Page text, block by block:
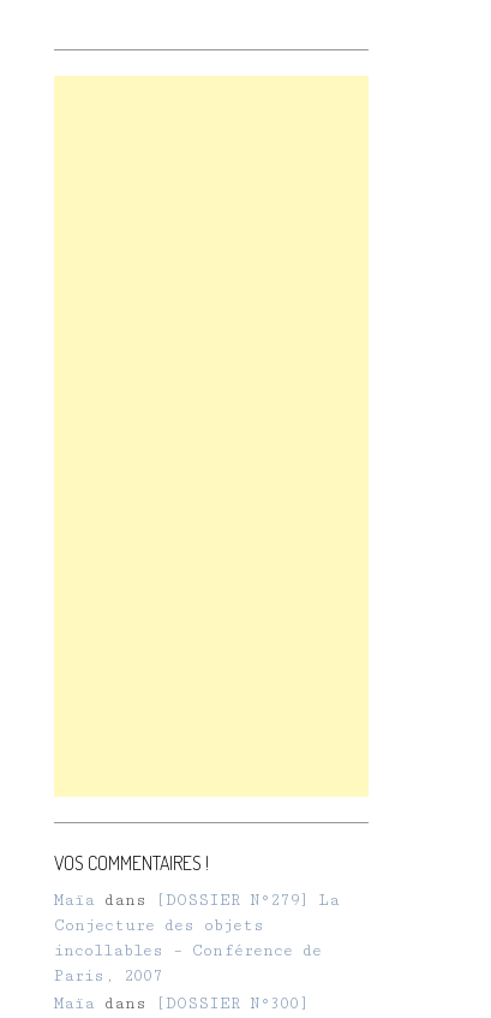
VOS COMMENTAIRES !
Maïa dans
[DOSSIER N°279] La
Conjecture des objets
incollables – Conférence de
Paris, 2007
Maïa dans
[DOSSIER N°300]